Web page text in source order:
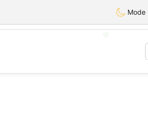
Mode